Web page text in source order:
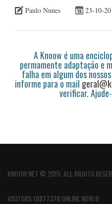
Paulo Nunes
23-10-
A Knoow é uma
permamente adaptação e
falha em algum dos
informe para o mail
verificar.
KNOOW.NET © 2015. ALL RIGHTS
VISITORS:18877378 ONLINE NOW:8